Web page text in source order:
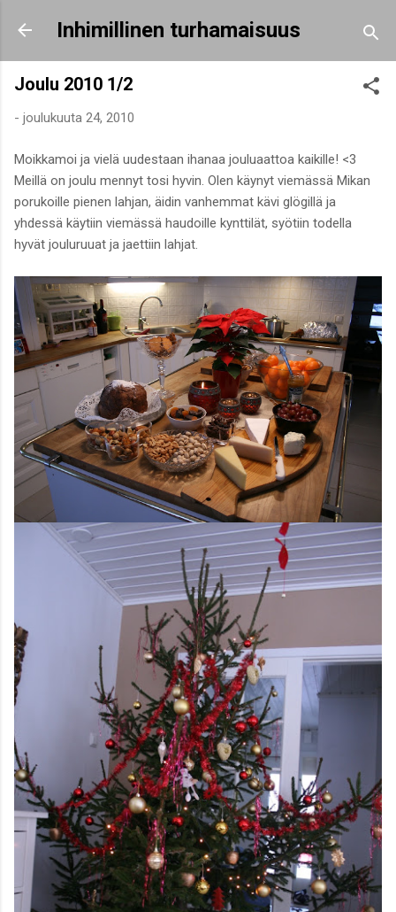
Siirry pääsisältöön
Inhimillinen turhamaisuus
Joulu 2010 1/2
- joulukuuta 24, 2010
Moikkamoi ja vielä uudestaan ihanaa jouluaattoa kaikille! <3
Meillä on joulu mennyt tosi hyvin. Olen käynyt viemässä Mikan
porukoille pienen lahjan, äidin vanhemmat kävi glögillä ja
yhdessä käytiin viemässä haudoille kynttilät, syötiin todella
hyvät jouluruuat ja jaettiin lahjat.